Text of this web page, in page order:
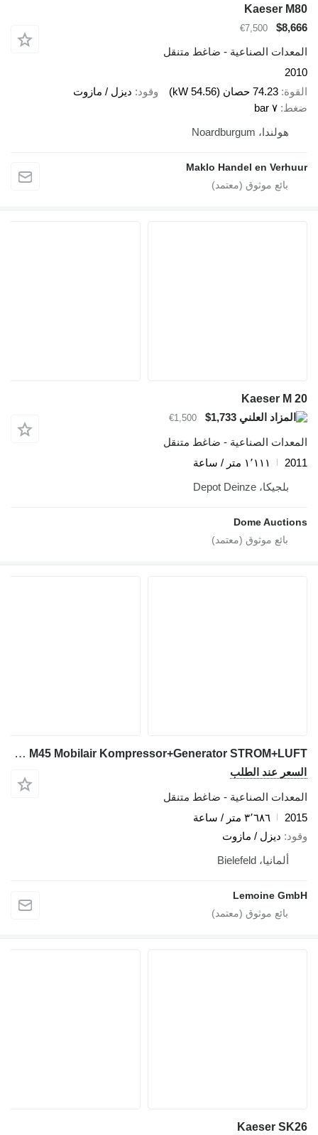
Kaeser M80
$8,666
€7,500
المعدات الصناعية - ضاغط متنقل
2010
القوة 74.23 حصان (54.56 kW) وقود ديزل / مازوت
ضغط ٧ bar
هولندا، Noardburgum
Maklo Handel en Verhuur
Kaeser M 20
€1,500
المعدات الصناعية - ضاغط متنقل
2011
١٬١١١ متر / ساعة
بلجيكا، Depot Deinze
Dome Auctions
Kaeser M45 Mobilair Kompressor+Generator STROM+LUFT
السعر عند الطلب
المعدات الصناعية - ضاغط متنقل
2015
٣٬٦٨٦ متر / ساعة
وقود ديزل / مازوت
ألمانيا، Bielefeld
Lemoine GmbH
Kaeser SK26